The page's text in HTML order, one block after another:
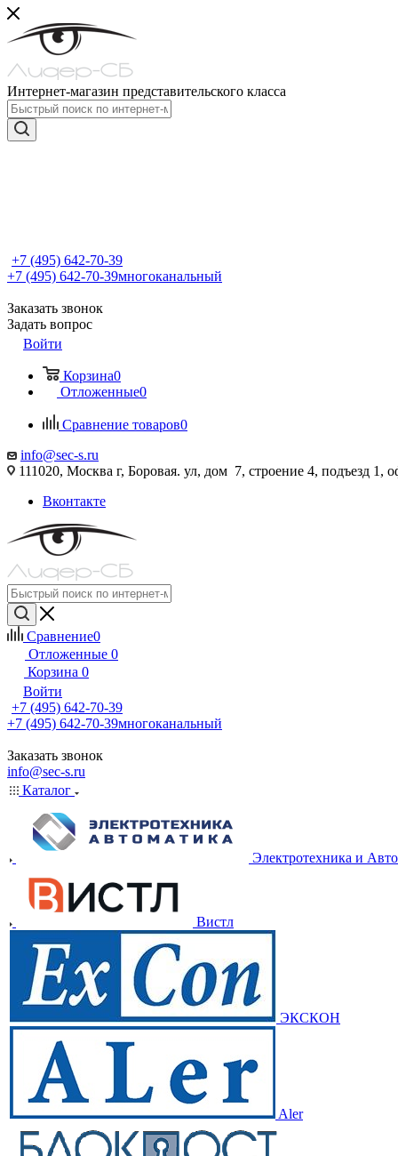
Интернет-магазин представительского класса
+7 (495) 642-70-39
+7 (495) 642-70-39многоканальный
Заказать звонок
Задать вопрос
Войти
Корзина0
Отложенные0
Сравнение товаров0
info@sec-s.ru
111020, Москва г, Боровая. ул, дом 7, строение 4, подъезд 1,
Вконтакте
Сравнение0
Отложенные 0
Корзина 0
Войти
+7 (495) 642-70-39
+7 (495) 642-70-39многоканальный
Заказать звонок
info@sec-s.ru
Каталог
Электротехника и
Вистл
ЭКСКОН
Aler